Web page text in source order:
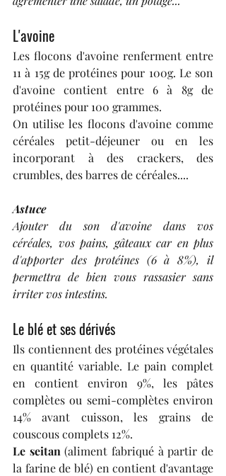
L'avoine
Les flocons d'avoine renferment entre
11 à 15g de protéines pour 100g. Le son
d'avoine contient entre 6 à 8g de
protéines pour 100 grammes.
On utilise les flocons d'avoine comme
céréales petit-déjeuner ou en les
incorporant à des crackers, des
crumbles, des barres de céréales....
Astuce
Ajouter du son d'avoine dans vos
céréales, vos pains, gâteaux car en plus
d'apporter des protéines (6 à 8%), il
permettra de bien vous rassasier sans
irriter vos intestins.
Le blé et ses dérivés
Ils contiennent des protéines végétales
en quantité variable. Le pain complet
en contient environ 9%, les pâtes
complètes ou semi-complètes environ
14% avant cuisson, les grains de
couscous complets 12%.
Le seitan (aliment fabriqué à partir de
la farine de blé) en contient d'avantage